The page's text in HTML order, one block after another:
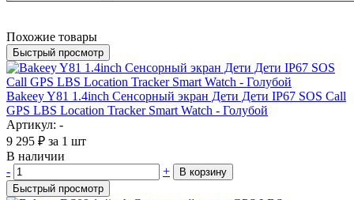
Похожие товары
Быстрый просмотр
Bakeey Y81 1.4inch Сенсорный экран Дети Дети IP67 SOS Call
GPS LBS Location Tracker Smart Watch - Голубой
Артикул: -
9 295 ₽ за 1 шт
В наличии
-
+
В корзину
Быстрый просмотр